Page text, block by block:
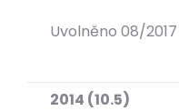
Uvolněno 08/2017
2014 (10.5)